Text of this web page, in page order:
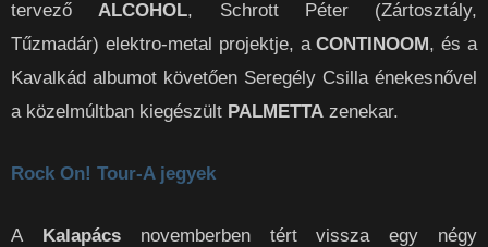
tervezőALCOHOL, Schrott Péter (Zártosztály,
Tűzmadár) elektro-metal projektje, aCONTINOOM, és a
Kavalkád albumot követően Seregély Csilla énekesnővel
a közelmúltban kiegészült PALMETTA zenekar.
Rock On! Tour-A jegyek
A Kalapácsnovemberben tért vissza egy négy